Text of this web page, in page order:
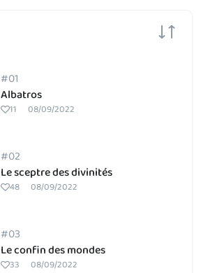
#01
Albatros
11 08/09/2022
#02
Le sceptre des divinités
48 08/09/2022
#03
Le confin des mondes
33 08/09/2022